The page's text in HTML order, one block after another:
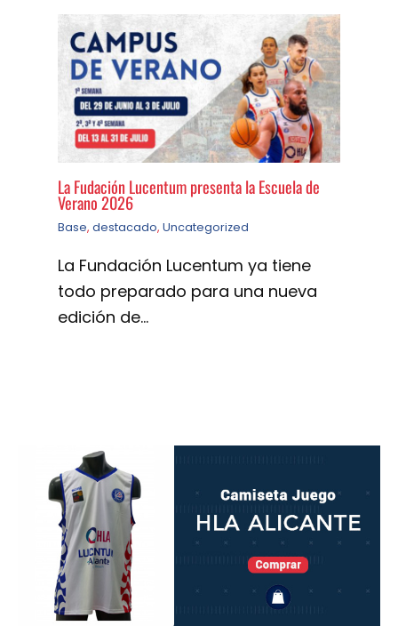
La Fudación Lucentum presenta la Escuela de
Verano 2026
Base, destacado, Uncategorized
La Fundación Lucentum ya tiene
todo preparado para una nueva
edición de…